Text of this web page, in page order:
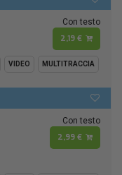
Con testo
2,19 €
VIDEO MULTITRACCIA
Con testo
2,99 €